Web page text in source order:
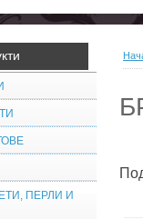
ПЕРЛИ И